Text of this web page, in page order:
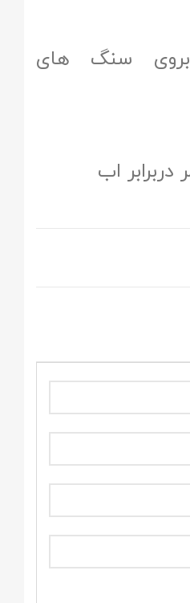
سنگ های
دربرابر اب